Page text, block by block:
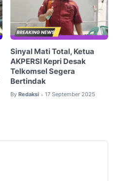
Sinyal Mati Total, Ketua
AKPERSI Kepri Desak
Telkomsel Segera
Bertindak
By Redaksi • 17 September 2025